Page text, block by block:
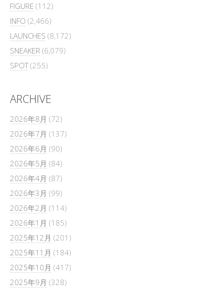
FIGURE (112)
INFO (2,466)
LAUNCHES (8,172)
SNEAKER (6,079)
SPOT(255)
ARCHIVE
2026年8月 (72)
2026年7月 (137)
2026年6月 (90)
2026年5月 (84)
2026年4月 (87)
2026年3月 (99)
2026年2月 (114)
2026年1月 (185)
2025年12月 (201)
2025年11月 (184)
2025年10月 (417)
2025年9月 (328)